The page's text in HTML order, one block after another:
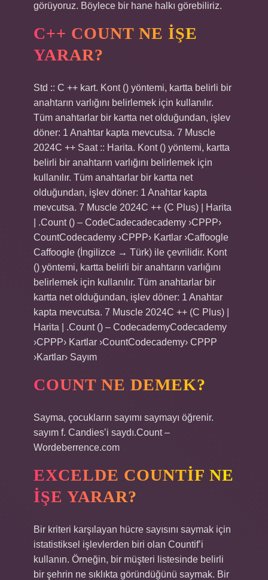
görüyoruz. Böylece bir hane halkı görebiliriz.
C++ COUNT NE IŞE
YARAR?
Std :: C ++ kart. Kont () yöntemi, kartta belirli bir
anahtarın varlığını belirlemek için kullanılır.
Tüm anahtarlar bir kartta net olduğundan, işlev
döner: 1 Anahtar kapta mevcutsa. 7 Muscle
2024C ++ Saat :: Harita. Kont () yöntemi, kartta
belirli bir anahtarın varlığını belirlemek için
kullanılır. Tüm anahtarlar bir kartta net
olduğundan, işlev döner: 1 Anahtar kapta
mevcutsa. 7 Muscle 2024C ++ (C Plus) | Harita
| .Count () – CodeCadecadecademy ›CPPP›
CountCodecademy ›CPPP› Kartlar ›Caffoogle
Caffoogle (İngilizce → Türk) ile çevrilidir. Kont
() yöntemi, kartta belirli bir anahtarın varlığını
belirlemek için kullanılır. Tüm anahtarlar bir
kartta net olduğundan, işlev döner: 1 Anahtar
kapta mevcutsa. 7 Muscle 2024C ++ (C Plus) |
Harita | .Count () – CodecademyCodecademy
›CPPP› Kartlar ›CountCodecademy› CPPP
›Kartlar› Sayım
COUNT NE DEMEK?
Sayma, çocukların sayımı saymayı öğrenir.
sayım f. Candies’i saydı.Count –
Wordeberrence.com
EXCELDE COUNTIF NE
IŞE YARAR?
Bir kriteri karşılayan hücre sayısını saymak için
istatistiksel işlevlerden biri olan Countif’i
kullanın. Örneğin, bir müşteri listesinde belirli
bir şehrin ne sıklıkta göründüğünü saymak. Bir